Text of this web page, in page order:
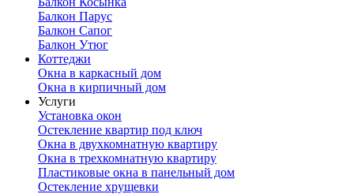
Балкон Парус
Балкон Сапог
Балкон Утюг
Коттеджи
Окна в каркасный дом
Окна в кирпичный дом
Услуги
Установка окон
Остекление квартир под ключ
Окна в двухкомнатную квартиру
Окна в трехкомнатную квартиру
Пластиковые окна в панельный дом
Остекление хрущевки